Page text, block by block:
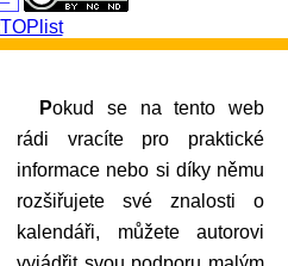
Pokud se na tento web
rádi vracíte pro praktické
informace nebo si díky němu
rozšiřujete své znalosti o
kalendáři, můžete autorovi